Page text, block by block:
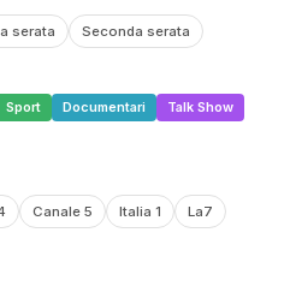
serata Seconda serata
Sport Documentari
Talk Show
Canale 5 Italia 1
La7